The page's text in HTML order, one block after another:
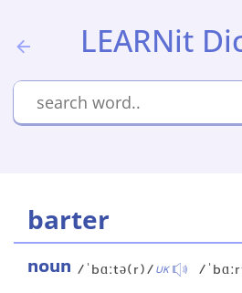
LEARNit
barter
noun /ˈbɑːtə(r)/UK /